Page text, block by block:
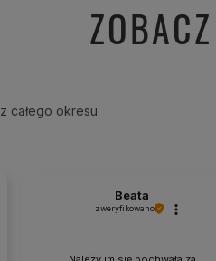
z całego okresu
Beata
zweryfikowano